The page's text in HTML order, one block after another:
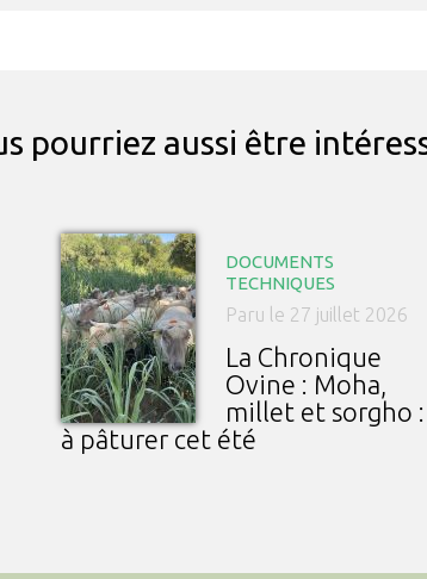
pourriez aussi être
DOCUMENTS
TECHNIQUES
Paru le 27 juillet 2026
La Chronique
Ovine : Moha,
millet et sorgho :
à pâturer cet été